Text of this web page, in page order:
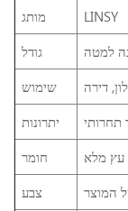
מותג
LINSY
גודל
למטה
שימוש
דירה
יתרונות
תחרותי
חומר
צבע
המוצר